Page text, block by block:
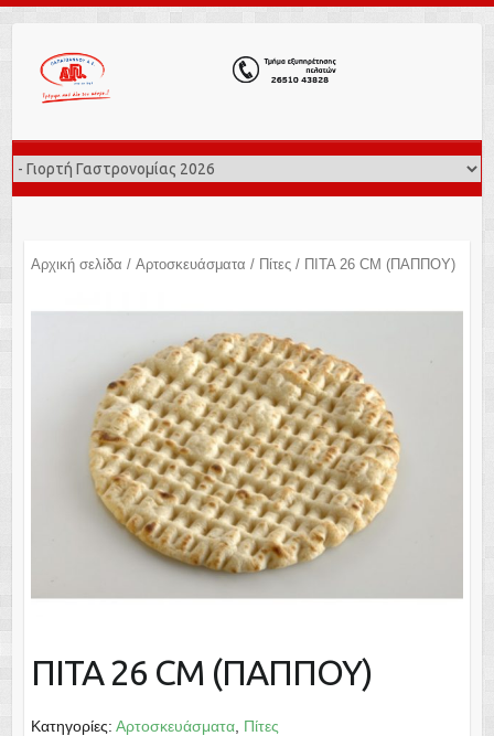
Αρχική σελίδα / Αρτοσκευάσματα / Πίτες/ ΠΙΤΑ 26 CM (ΠΑΠΠΟΥ)
ΠΙΤΑ 26 CM (ΠΑΠΠΟΥ)
Κατηγορίες: Αρτοσκευάσματα, Πίτες